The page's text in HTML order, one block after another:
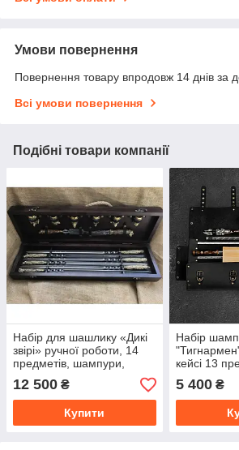
Умови повернення
Повернення товару впродовж 14 днів за
Всі умови повернення
Подібні товари компанії
Набір для шашлику «Дикі
звірі» ручної роботи, 14
предметів, шампури,
чарки, ніж і виделка з
нержавіючої сталі
12 500 ₴
Купити
Набір
кейсі 13
5 400₴